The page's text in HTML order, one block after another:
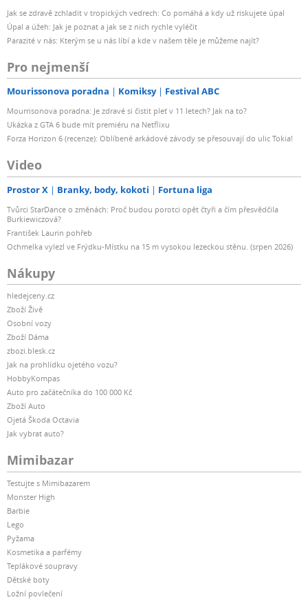
Jak se zdravě zchladit v tropických vedrech: Co pomáhá a kdy už riskujete úpal
Úpal a úžeh: Jak je poznat a jak se z nich rychle vyléčit
Parazité v nás: Kterým se u nás líbí a kde v našem těle je můžeme najít?
Pro nejmenší
Mourissonova poradna Komiksy Festival ABC
Mourrisonova poradna: Je zdravé si čistit pleť v 11 letech? Jak na to?
Ukázka z GTA 6 bude mít premiéru na Netflixu
Forza Horizon 6 (recenze): Oblíbené arkádové závody se přesouvají do ulic Tokia!
Video
Prostor X Branky, body, kokoti Fortuna liga
Tvůrci StarDance o změnách: Proč budou porotci opět čtyři a čím přesvědčila
Burkiewiczová?
František Laurin pohřeb
Ochmelka vylezl ve Frýdku-Místku na 15 m vysokou lezeckou stěnu. (srpen 2026)
Nákupy
hledejceny.cz
Zboží Živě
Osobní vozy
Zboží Dáma
zbozi.blesk.cz
Jak na prohlídku ojetého vozu?
HobbyKompas
Auto pro začátečníka do 100 000 Kč
Zboží Auto
Ojetá Škoda Octavia
Jak vybrat auto?
Mimibazar
Testujte s Mimibazarem
Monster High
Barbie
Lego
Pyžama
Kosmetika a parfémy
Teplákové soupravy
Dětské boty
Ložní povlečení